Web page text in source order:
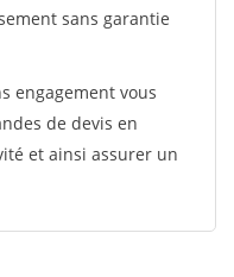
sans garantie
engagement vous
de devis en
et ainsi assurer un